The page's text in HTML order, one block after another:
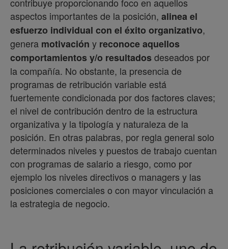
aspectos importantes de la posición, alinea el
esfuerzo individual con el éxito organizativo,
genera motivación y reconoce aquellos
comportamientos y/o resultadosdeseados por
la compañía. No obstante, la presencia de
programas de retribución variable está
fuertemente condicionada por dos factores claves;
el nivel de contribución dentro de la estructura
organizativa y la tipología y naturaleza de la
posición. En otras palabras, por regla general solo
determinados niveles y puestos de trabajo cuentan
con programas de salario a riesgo, como por
ejemplo los niveles directivos o managers y las
posiciones comerciales o con mayor vinculación a
la estrategia de negocio.